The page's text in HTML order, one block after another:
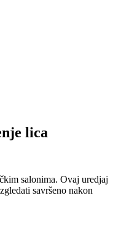
lica
salonima. Ovaj uredjaj
savršeno nakon